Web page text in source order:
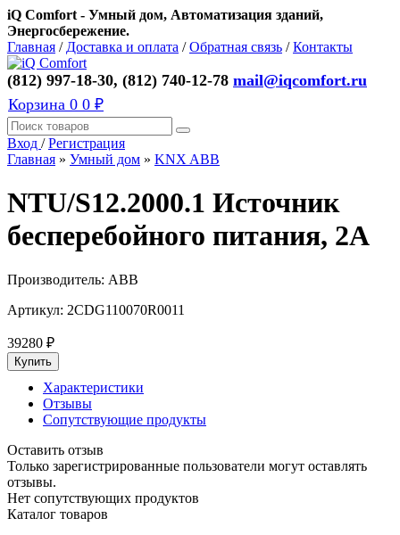
iQ Comfort - Умный дом, Автоматизация зданий,
Энергосбережение.
Главная / Доставка и оплата /Обратная связь /Контакты
(812) 997-18-30, (812) 740-12-78 mail@iqcomfort.ru
Корзина 0 0 ₽
Вход /Регистрация
Главная » Умный дом » KNX ABB
NTU/S12.2000.1 Источник
бесперебойного питания, 2А
Производитель: ABB
Артикул: 2CDG110070R0011
39280 ₽
Характеристики
Отзывы
Сопутствующие продукты
Оставить отзыв
Только зарегистрированные пользователи могут оставлять
отзывы.
Нет сопутствующих продуктов
Каталог товаров